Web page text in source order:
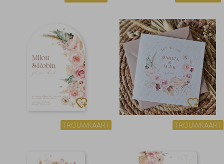
TROUWKAART TROUWKAART